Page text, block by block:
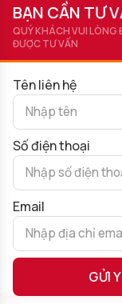
Bên trong set quà
02 chaiRượu
02 ly rượu nhỏ tinh
Thiệp chúc Tết cá
cho đơn hàng từ 50
Điểm Nhấn Của
Thiết kế hộp quà
truyền thống với
BẠN CẦN TƯ
QUÝ KHÁCH VUI LÒNG
ĐƯỢC TƯ VẤN
Tên liên hệ
Số điện thoại
Email